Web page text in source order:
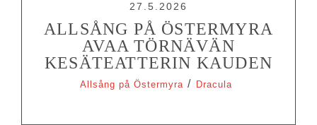
27.5.2026
ALLSÅNG PÅ ÖSTERMYRA
AVAA TÖRNÄVÄN
KESÄTEATTERIN KAUDEN
Allsång på Östermyra / Dracula